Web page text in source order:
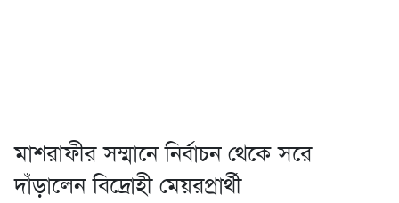
মাশরাফীর সম্মানে নির্বাচন থেকে সরে
দাঁড়ালেন বিদ্রোহী মেয়রপ্রার্থী